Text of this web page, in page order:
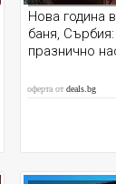
Нова година
баня,
празнично
оферта от deals.bg